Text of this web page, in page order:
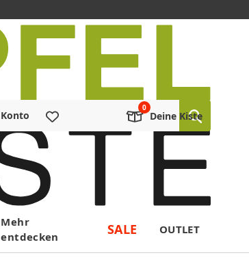
Konto Deine Kiste
Mehr
entdecken
SALE OUTLET